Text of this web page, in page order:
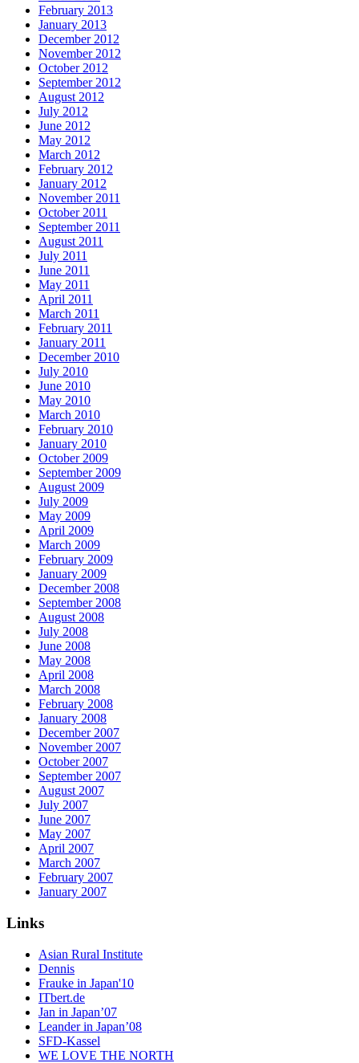
February 2013
January 2013
December 2012
November 2012
October 2012
September 2012
August 2012
July 2012
June 2012
May 2012
March 2012
February 2012
January 2012
November 2011
October 2011
September 2011
August 2011
July 2011
June 2011
May 2011
April 2011
March 2011
February 2011
January 2011
December 2010
July 2010
June 2010
May 2010
March 2010
February 2010
January 2010
October 2009
September 2009
August 2009
July 2009
May 2009
April 2009
March 2009
February 2009
January 2009
December 2008
September 2008
August 2008
July 2008
June 2008
May 2008
April 2008
March 2008
February 2008
January 2008
December 2007
November 2007
October 2007
September 2007
August 2007
July 2007
June 2007
May 2007
April 2007
March 2007
February 2007
January 2007
Links
Asian Rural Institute
Dennis
Frauke in Japan'10
ITbert.de
Jan in Japan’07
Leander in Japan’08
SFD-Kassel
WE LOVE THE NORTH